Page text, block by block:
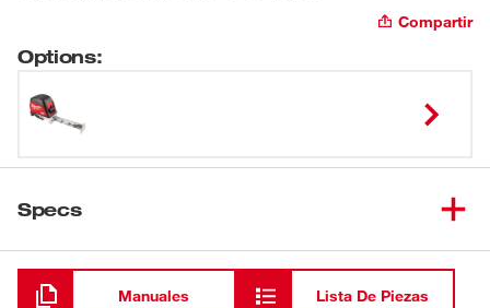
Compartir
Options:
Specs
Cargando
Manuales Lista De Piezas